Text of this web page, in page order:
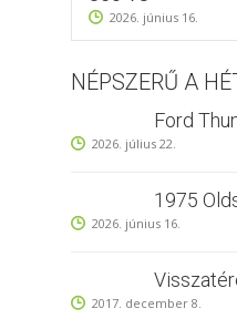
2026. június 16.
NÉPSZERŰ A
Ford
2026. július 22.
1975
2026. június 16.
2017. december 8.